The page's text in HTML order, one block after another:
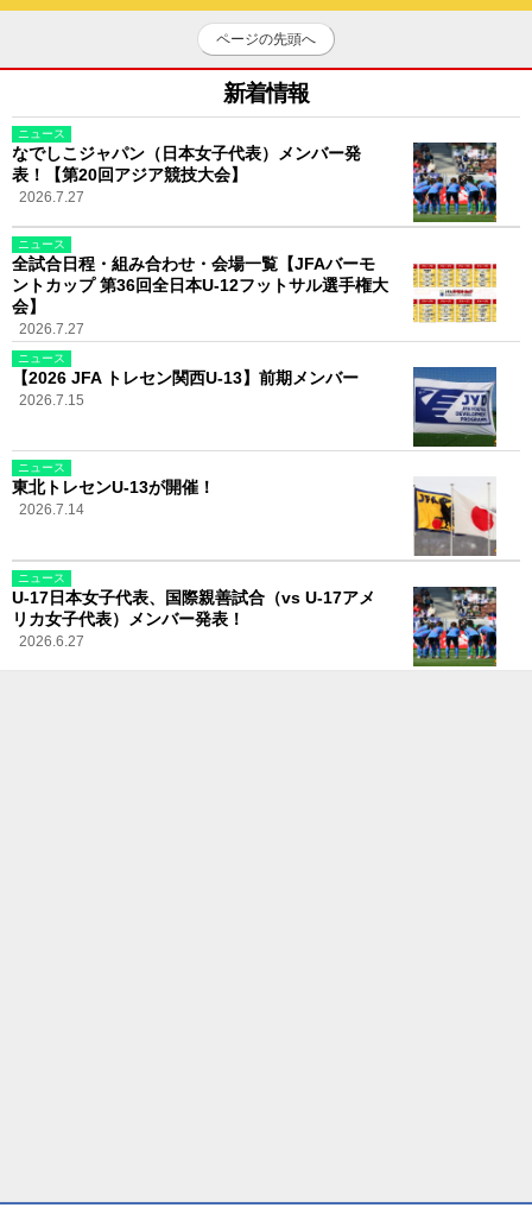
ページの先頭へ
新着情報
ニュース
なでしこジャパン（日本女子代表）メンバー発
表！【第20回アジア競技大会】
2026.7.27
ニュース
全試合日程・組み合わせ・会場一覧【JFAバーモ
ントカップ 第36回全日本U-12フットサル選手権大
会】
2026.7.27
ニュース
【2026 JFA トレセン関西U-13】前期メンバー
2026.7.15
ニュース
東北トレセンU-13が開催！
2026.7.14
ニュース
U-17日本女子代表、国際親善試合（vs U-17アメ
リカ女子代表）メンバー発表！
2026.6.27